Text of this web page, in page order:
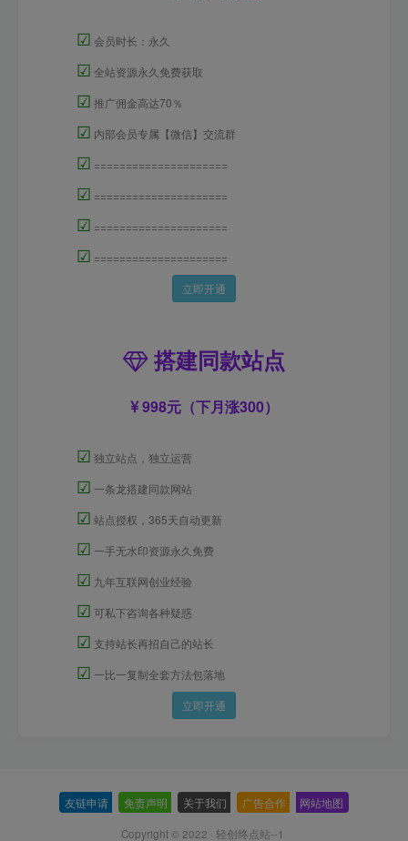
☑ 会员时长：永久
☑ 全站资源永久免费获取
☑ 推广佣金高达70％
☑ 内部会员专属【微信】交流群
☑ =====================
☑ =====================
☑ =====================
☑ =====================
立即开通
搭建同款站点
998元（下月涨300）
☑ 独立站点，独立运营
☑ 一条龙搭建同款网站
☑ 站点授权，365天自动更新
☑ 一手无水印资源永久免费
☑ 九年互联网创业经验
☑ 可私下咨询各种疑惑
☑ 支持站长再招自己的站长
☑ 一比一复制全套方法包落地
立即开通
友链申请 免责声明 关于我们 广告合作 网站地图
Copyright © 2022 · 轻创终点站--1